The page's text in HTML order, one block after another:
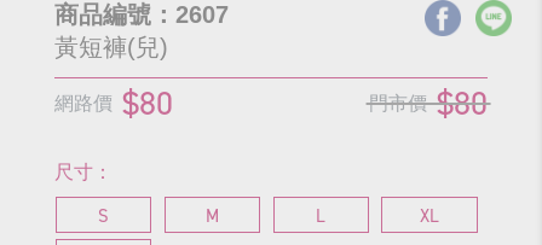
商品編號：2607
黃短褲(兒)
網路價 $80 門市價 $80
尺寸：
S M L
XL